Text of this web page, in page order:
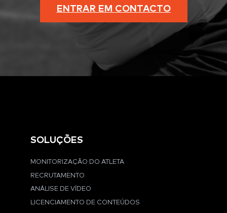
ENTRAR EM CONTACTO
SOLUÇÕES
MONITORIZAÇÃO DO ATLETA
RECRUTAMENTO
ANÁLISE DE VÍDEO
LICENCIAMENTO DE CONTEÚDOS